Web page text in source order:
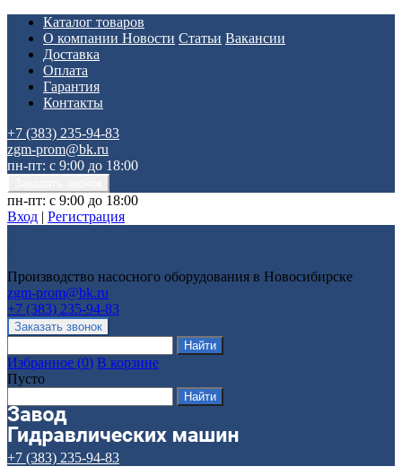
Каталог товаров
О компании Новости Статьи Вакансии
Доставка
Оплата
Гарантия
Контакты
+7 (383) 235-94-83
zgm-prom@bk.ru
пн-пт: с 9:00 до 18:00
пн-пт: с 9:00 до 18:00
Вход | Регистрация
Производство насосного оборудования в Новосибирске
zgm-prom@bk.ru
+7 (383) 235-94-83
Избранное (0) В корзине
Пусто
+7 (383) 235-94-83